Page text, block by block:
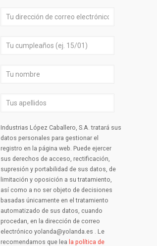
Industrias López Caballero, S.A. tratará sus
datos personales para gestionar el
registro en la página web. Puede ejercer
sus derechos de acceso, rectificación,
supresión y portabilidad de sus datos, de
limitación y oposición a su tratamiento,
así como a no ser objeto de decisiones
basadas únicamente en el tratamiento
automatizado de sus datos, cuando
procedan, en la dirección de correo
electrónico yolanda@yolanda.es . Le
recomendamos que lea la política de